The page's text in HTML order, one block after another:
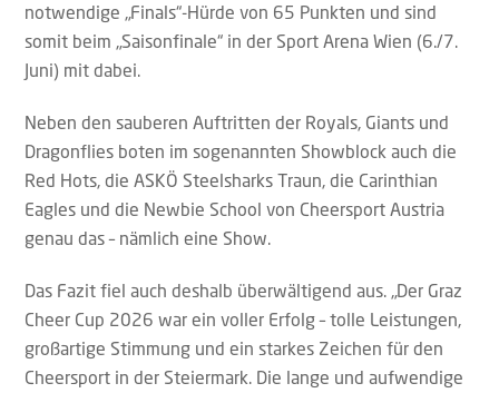
notwendige „Finals“-Hürde von 65 Punkten und sind
somit beim „Saisonfinale“ in der Sport Arena Wien (6./7.
Juni) mit dabei.
Neben den sauberen Auftritten der Royals, Giants und
Dragonflies boten im sogenannten Showblock auch die
Red Hots, die ASKÖ Steelsharks Traun, die Carinthian
Eagles und die Newbie School von Cheersport Austria
genau das – nämlich eine Show.
Das Fazit fiel auch deshalb überwältigend aus. „Der Graz
Cheer Cup 2026 war ein voller Erfolg – tolle Leistungen,
großartige Stimmung und ein starkes Zeichen für den
Cheersport in der Steiermark. Die lange und aufwendige